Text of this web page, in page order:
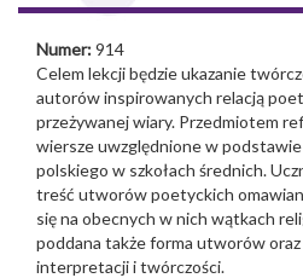
Numer:914
Celem lekcji będzie ukazanie
autorów inspirowanych relacją
przeżywanej wiary. Przedmiotem
wiersze uwzględnione w
polskiego w szkołach średnich.
treść utworów poetyckich
się na obecnych w nich wątkach
poddana także forma utworów oraz
interpretacji i twórczości.